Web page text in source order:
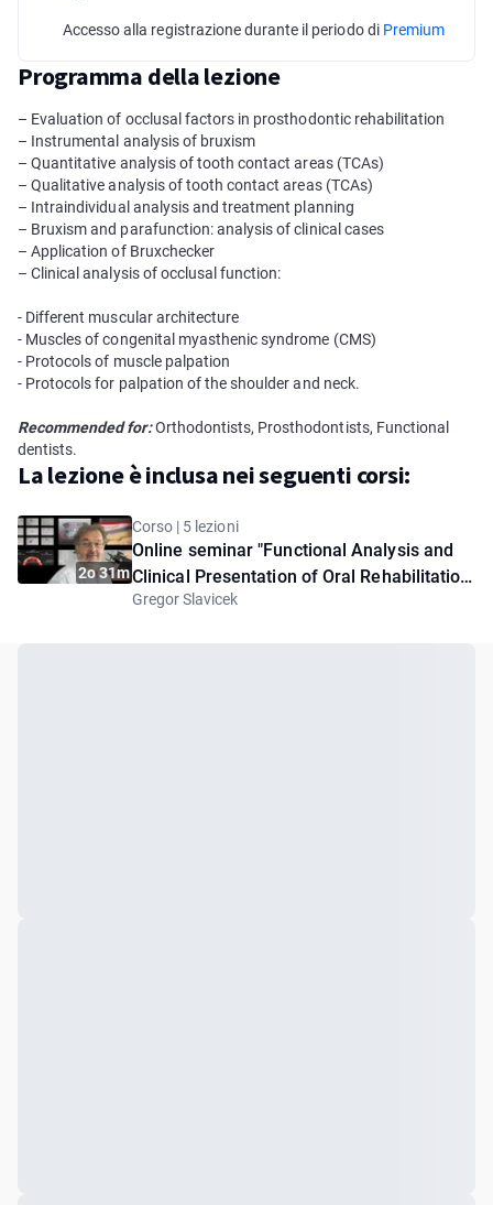
Accesso alla registrazione durante il periodo di Premium
Programma della lezione
– Evaluation of occlusal factors in prosthodontic rehabilitation
– Instrumental analysis of bruxism
– Quantitative analysis of tooth contact areas (TCAs)
– Qualitative analysis of tooth contact areas (TCAs)
– Intraindividual analysis and treatment planning
– Bruxism and parafunction: analysis of clinical cases
– Application of Bruxсhecker
– Clinical analysis of occlusal function:
- Different muscular architecture
- Muscles of congenital myasthenic syndrome (CMS)
- Protocols of muscle palpation
- Protocols for palpation of the shoulder and neck.
Recommended for:Orthodontists, Prosthodontists, Functional
dentists.
La lezione è inclusa nei seguenti corsi:
2o 31m
Corso | 5 lezioni
Online seminar "Functional Analysis and
Clinical Presentation of Oral Rehabilitation
Cases: A Systematic Approach"
Gregor Slavicek